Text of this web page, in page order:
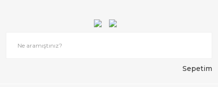
Sepetim